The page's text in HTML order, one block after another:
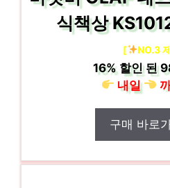
식책상
[ NO.3
16% 할인 된
내일
구매 바로